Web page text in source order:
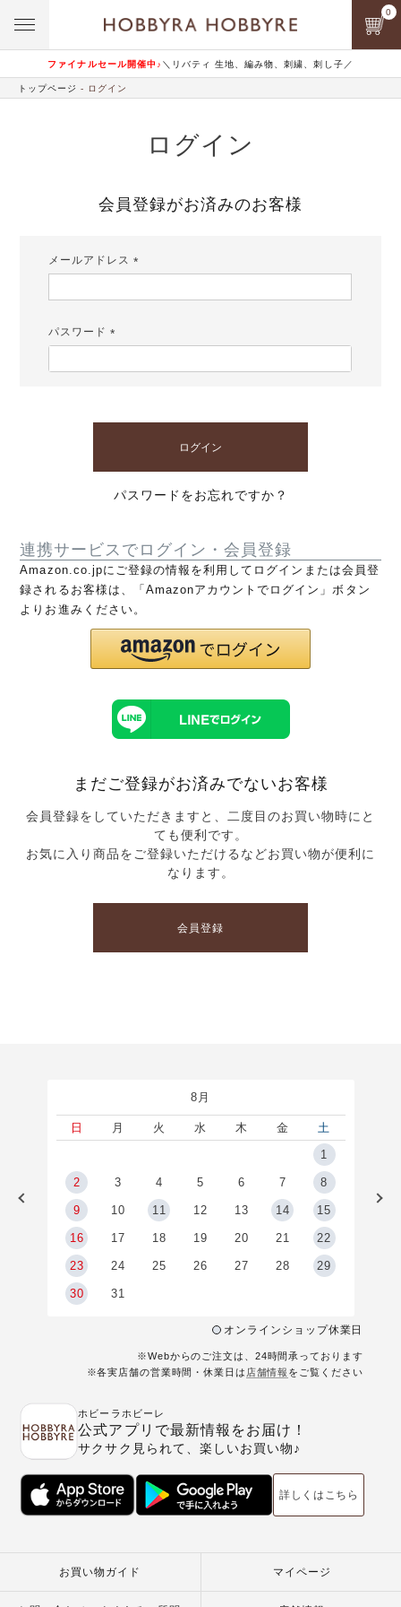
ファイナルセール開催中♪ ＼リバティ 生地、編み物、刺繍、刺し子／
0
トップページ ログイン
ログイン
会員登録がお済みのお客様
メールアドレス
パスワード
ログイン
パスワードをお忘れですか？
連携サービスでログイン・会員登録
Amazon.co.jpにご登録の情報を利用してログインまたは会員登
録されるお客様は、「Amazonアカウントでログイン」ボタン
よりお進みください。
まだご登録がお済みでないお客様
会員登録をしていただきますと、二度目のお買い物時にと
ても便利です。
お気に入り商品をご登録いただけるなどお買い物が便利に
なります。
会員登録
8月
日 月 火 水 木 金
土
1
2 3 4 5 6 7 8
9 10 11 12 13 14 15
16 17 18 19 20 21 22
23 24 25 26 27 28 29
30 31
オンラインショップ休業日
※Webからのご注文は、24時間承っております
※各実店舗の営業時間・休業日は 店舗情報 をご覧ください
ホビーラホビーレ
公式アプリで最新情報をお届け！
サクサク見られて、楽しいお買い物♪
詳しくはこちら
お買い物ガイド マイページ